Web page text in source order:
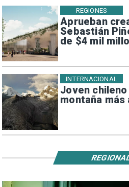
Aprueban
Sebastián
de $4 mil
REGIONES
Joven
montaña más
INTERNACIONAL